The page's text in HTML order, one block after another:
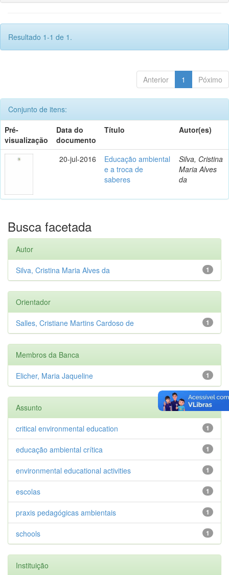
Resultado 1-1 de 1.
Anterior 1 Póximo
Conjunto de itens:
Pré-
visualização
Data do
documento
Título Autor(es)
20-jul-2016
Educação ambiental
e a troca de
saberes
Silva, Cristina
Maria Alves
da
Busca facetada
Autor
1
Silva, Cristina Maria Alves da
Orientador
1
Salles, Cristiane Martins Cardoso de
Membros da Banca
1
Elicher, Maria Jaqueline
Assunto
1
critical environmental education
1
educação ambiental crítica
1
environmental educational activities
1
escolas
1
praxis pedagógicas ambientais
1
schools
Instituição